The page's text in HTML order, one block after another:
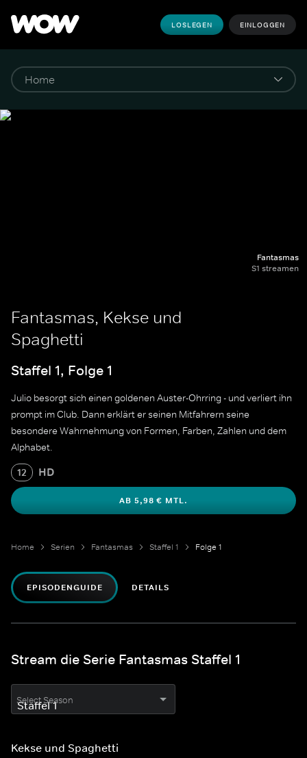
LOSLEGEN EINLOGGEN
Fantasmas
S1 streamen
Fantasmas, Kekse und
Spaghetti
Staffel 1, Folge 1
Julio besorgt sich einen goldenen Auster-Ohrring - und verliert ihn
prompt im Club. Dann erklärt er seinen Mitfahrern seine
besondere Wahrnehmung von Formen, Farben, Zahlen und dem
Alphabet.
12 HD
AB 5,98 € MTL.
Home Serien Fantasmas Staffel 1 Folge 1
EPISODENGUIDE DETAILS
Stream die Serie Fantasmas Staffel 1
Select Season
Kekse und Spaghetti